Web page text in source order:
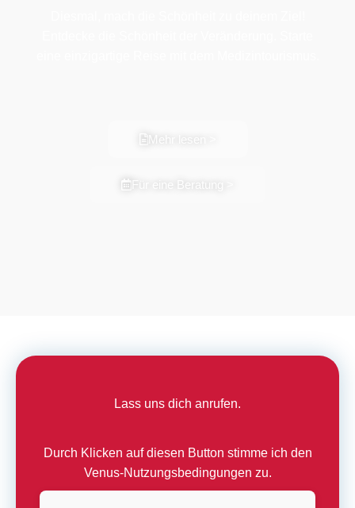
Mehr lesen >
Für eine Beratung >
Lass uns dich anrufen.
Durch Klicken auf diesen Button stimme ich den
Venus-Nutzungsbedingungen zu.